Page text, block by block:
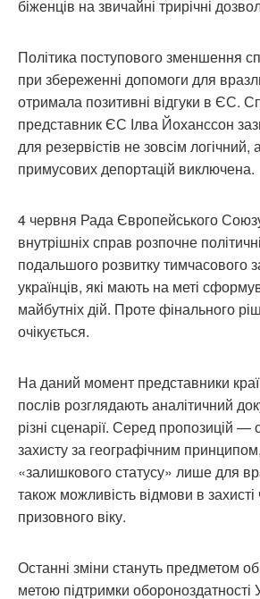
біженців на звичайні трирічні
Політика поступового зменшення
при збереженні допомоги для
отримала позитивні відгуки в ЄС.
представник ЄС Ілва Йоханссон
для резервістів не зовсім
примусових депортацій виключена.
4 червня Рада Європейського
внутрішніх справ розпочне
подальшого розвитку тимчасового
українців, які мають на меті
майбутніх дій. Проте фінального
очікується.
На даний момент представники
послів розглядають аналітичний
різні сценарії. Серед пропозицій
захисту за географічним
«залишкового статусу» лише для
також можливість відмови в захисті
призовного віку.
Останні зміни стануть предметом
метою підтримки обороноздатності